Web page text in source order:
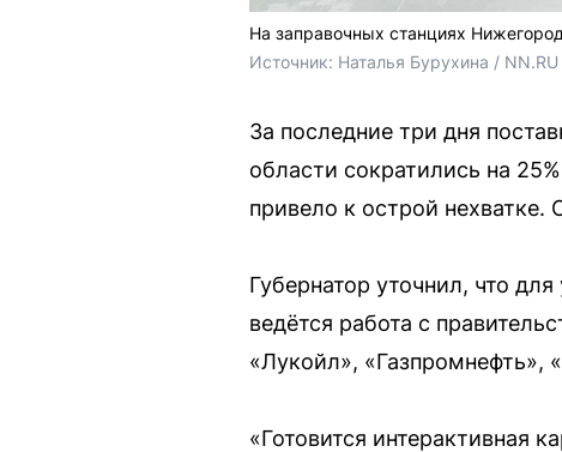
На заправочных станциях
Источник: Наталья Бурухина / NN.RU
За последние три дня
области сократились на
привело к острой
Губернатор уточнил, что
ведётся работа с
«Лукойл», «Газпромнефть»,
«Готовится интерактивная